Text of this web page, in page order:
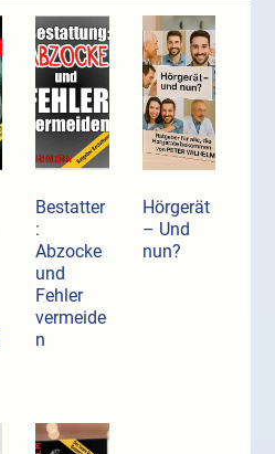
Bestatter
:
Abzocke
und
Fehler
vermeide
n
Hörgerät
– Und
nun?